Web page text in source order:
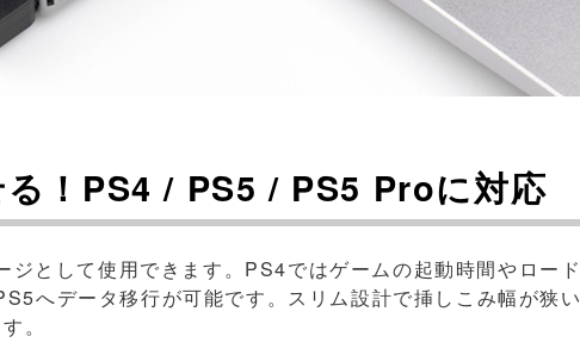
！PS4 / PS5 / PS5 Proに対応
として使用できます。PS4ではゲームの起動時間やロード
へデータ移行が可能です。スリム設計で挿しこみ幅が狭い
。